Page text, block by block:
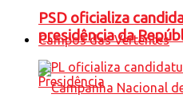
Campos das Vertentes
PSD oficializa
presidência da